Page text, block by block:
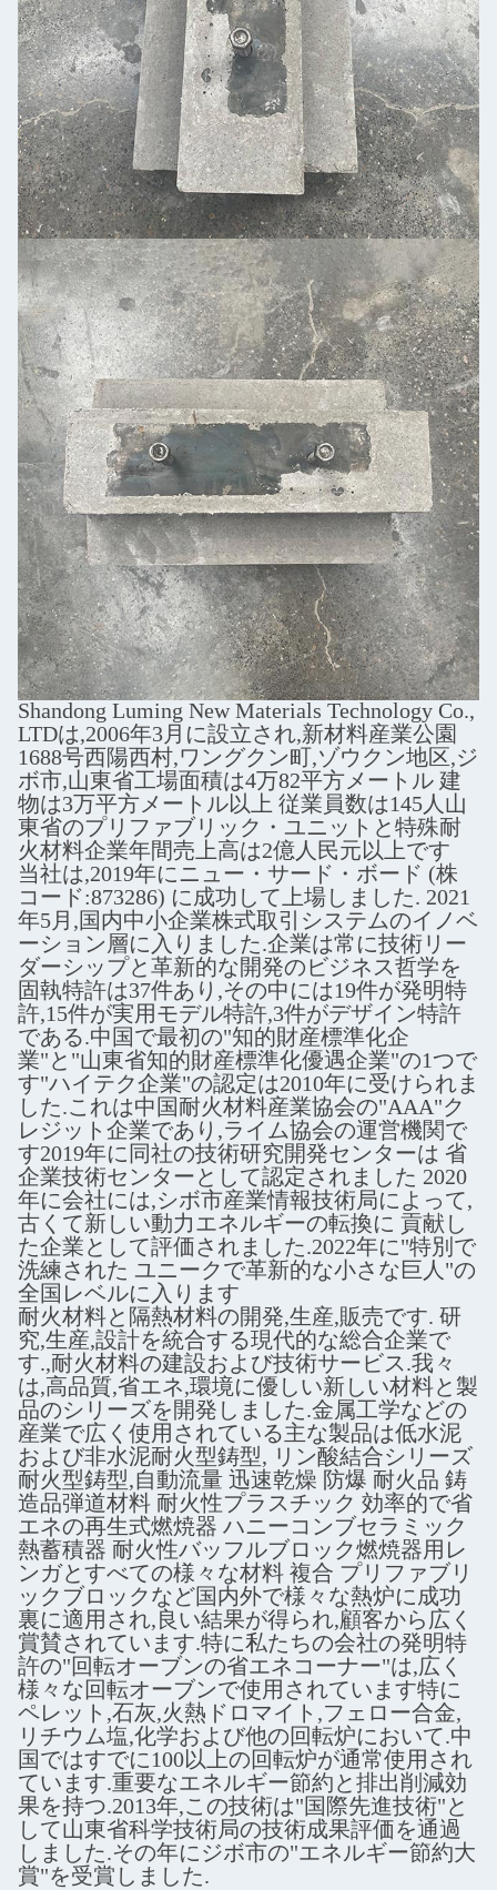
Shandong Luming New Materials Technology Co.,
LTDは,2006年3月に設立され,新材料産業公園
1688号西陽西村,ワングクン町,ゾウクン地区,ジ
ボ市,山東省工場面積は4万82平方メートル 建
物は3万平方メートル以上 従業員数は145人山
東省のプリファブリック・ユニットと特殊耐
火材料企業年間売上高は2億人民元以上です
当社は,2019年にニュー・サード・ボード (株
コード:873286) に成功して上場しました. 2021
年5月,国内中小企業株式取引システムのイノベ
ーション層に入りました.企業は常に技術リー
ダーシップと革新的な開発のビジネス哲学を
固執特許は37件あり,その中には19件が発明特
許,15件が実用モデル特許,3件がデザイン特許
である.中国で最初の"知的財産標準化企
業"と"山東省知的財産標準化優遇企業"の1つで
す"ハイテク企業"の認定は2010年に受けられま
した.これは中国耐火材料産業協会の"AAA"ク
レジット企業であり,ライム協会の運営機関で
す2019年に同社の技術研究開発センターは 省
企業技術センターとして認定されました 2020
年に会社には,シボ市産業情報技術局によって,
古くて新しい動力エネルギーの転換に 貢献し
た企業として評価されました.2022年に"特別で
洗練された ユニークで革新的な小さな巨人"の
全国レベルに入ります
耐火材料と隔熱材料の開発,生産,販売です. 研
究,生産,設計を統合する現代的な総合企業で
す.,耐火材料の建設および技術サービス.我々
は,高品質,省エネ,環境に優しい新しい材料と製
品のシリーズを開発しました.金属工学などの
産業で広く使用されている主な製品は低水泥
および非水泥耐火型鋳型, リン酸結合シリーズ
耐火型鋳型,自動流量 迅速乾燥 防爆 耐火品 鋳
造品弾道材料 耐火性プラスチック 効率的で省
エネの再生式燃焼器 ハニーコンブセラミック
熱蓄積器 耐火性バッフルブロック燃焼器用レ
ンガとすべての様々な材料 複合 プリファブリ
ックブロックなど国内外で様々な熱炉に成功
裏に適用され,良い結果が得られ,顧客から広く
賞賛されています.特に私たちの会社の発明特
許の"回転オーブンの省エネコーナー"は,広く
様々な回転オーブンで使用されています特に
ペレット,石灰,火熱ドロマイト,フェロー合金,
リチウム塩,化学および他の回転炉において.中
国ではすでに100以上の回転炉が通常使用され
ています.重要なエネルギー節約と排出削減効
果を持つ.2013年,この技術は"国際先進技術"と
して山東省科学技術局の技術成果評価を通過
しました.その年にジボ市の"エネルギー節約大
賞"を受賞しました.